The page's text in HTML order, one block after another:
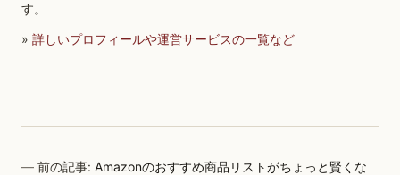
す。
» 詳しいプロフィールや運営サービスの一覧など
前の記事:Amazonのおすすめ商品リストがちょっと賢くな